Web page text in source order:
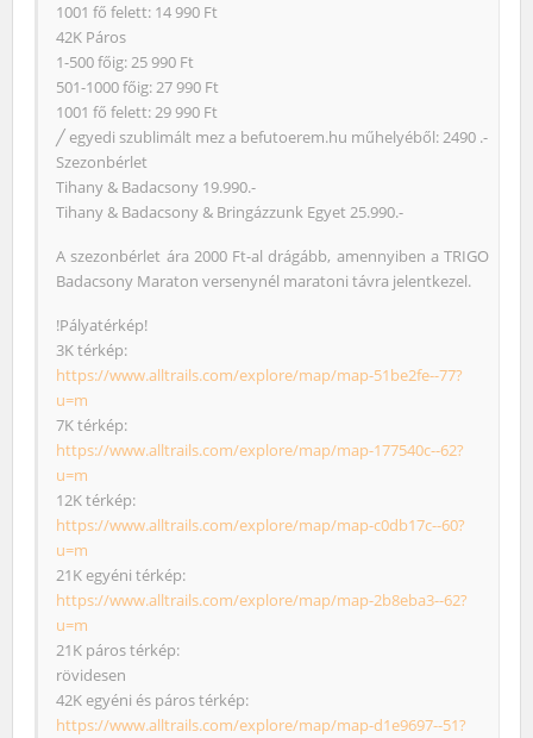
1001 fő felett: 14 990 Ft
42K Páros
1-500 főig: 25 990 Ft
501-1000 főig: 27 990 Ft
1001 fő felett: 29 990 Ft
╱ egyedi szublimált mez a befutoerem.hu műhelyéből: 2490 .-
Szezonbérlet
Tihany & Badacsony 19.990.-
Tihany & Badacsony & Bringázzunk Egyet 25.990.-
A szezonbérlet ára 2000 Ft-al drágább, amennyiben a TRIGO
Badacsony Maraton versenynél maratoni távra jelentkezel.
!Pályatérkép!
3K térkép:
https://www.alltrails.com/explore/map/map-51be2fe--77?
u=m
7K térkép:
https://www.alltrails.com/explore/map/map-177540c--62?
u=m
12K térkép:
https://www.alltrails.com/explore/map/map-c0db17c--60?
u=m
21K egyéni térkép:
https://www.alltrails.com/explore/map/map-2b8eba3--62?
u=m
21K páros térkép:
rövidesen
42K egyéni és páros térkép:
https://www.alltrails.com/explore/map/map-d1e9697--51?